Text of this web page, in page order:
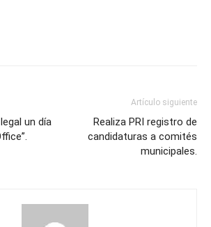
un día
Artículo siguiente
Realiza PRI registro de
candidaturas a comités
municipales.